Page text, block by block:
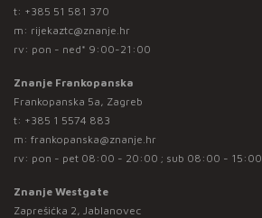
t: +385 51 581 370
m: rijekaztc@znanje.hr
rv: pon - ned* 9:00-21:00
Znanje Frankopanska
Frankopanska 5a, Zagreb
t: +385 1 5574 883
m: frankopanska@znanje.hr
rv: pon - pet 08:00 - 20:00 ; sub 08:00 - 15:00
Znanje Westgate
Zaprešićka 2, Jablanovec